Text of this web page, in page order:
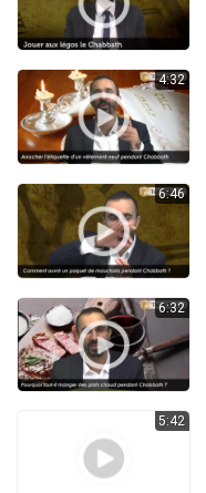
4:32
6:46
6:32
5:42